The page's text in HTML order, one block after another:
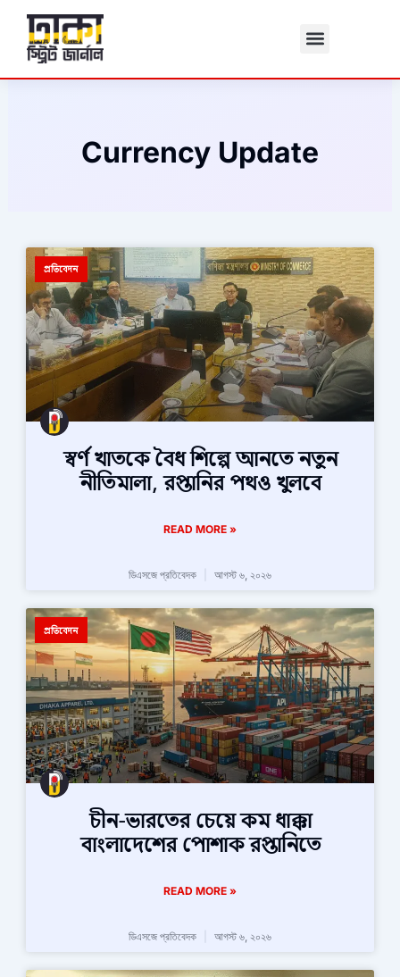
Skip
content
Currency Update
প্রতিবেদন
স্বর্ণ খাতকে বৈধ শিল্পে আনতে নতুন
নীতিমালা, রপ্তানির পথও খুলবে
READ MORE »
ডিএসজে প্রতিবেদক আগস্ট ৬, ২০২৬
প্রতিবেদন
চীন-ভারতের চেয়ে কম ধাক্কা
বাংলাদেশের পোশাক রপ্তানিতে
READ MORE »
ডিএসজে প্রতিবেদক আগস্ট ৬, ২০২৬